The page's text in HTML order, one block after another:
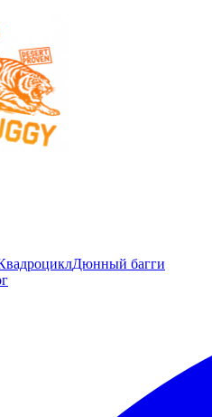
Дюнный багги